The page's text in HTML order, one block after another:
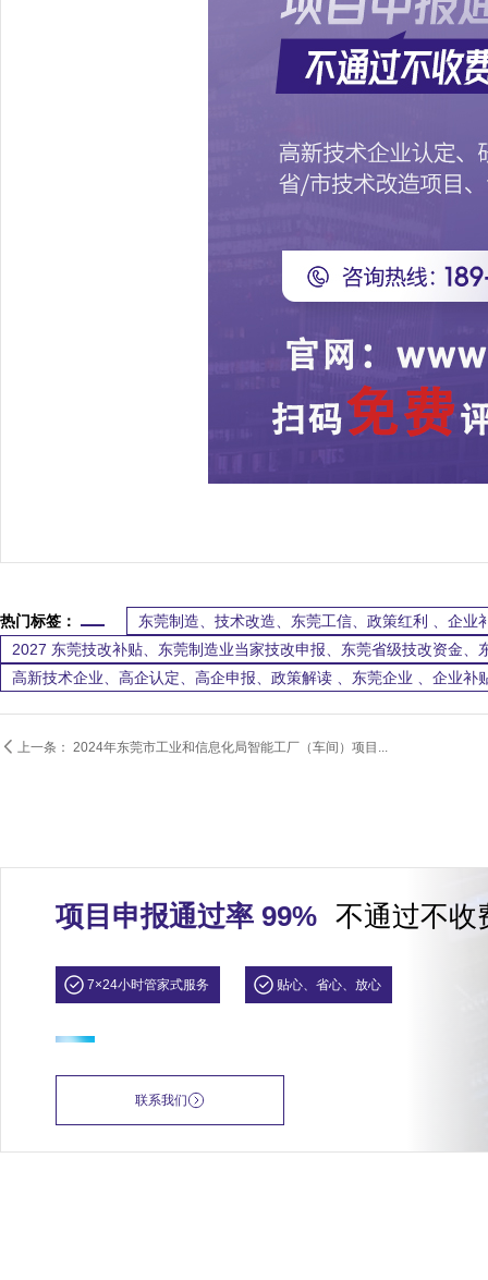
热门标签：
东莞制造、技术改造、东莞工信、政策红利 、企业
2027 东莞技改补贴、东莞制造业当家技改申报、东莞省级技改资金、
高新技术企业、高企认定、高企申报、政策解读 、东莞企业 、企业
 上一条： 2024年东莞市工业和信息化局智能工厂（车间）项目...
项目申报通过率 99% 不通过不收
7×24小时管家式服务 贴心、省心、放心
联系我们